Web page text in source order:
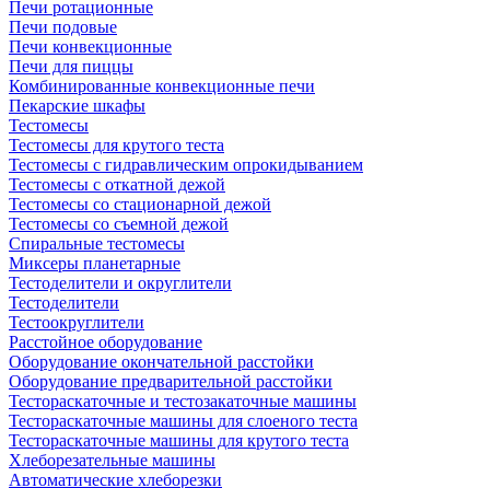
Печи ротационные
Печи подовые
Печи конвекционные
Печи для пиццы
Комбинированные конвекционные печи
Пекарские шкафы
Тестомесы
Тестомесы для крутого теста
Тестомесы с гидравлическим опрокидыванием
Тестомесы с откатной дежой
Тестомесы со стационарной дежой
Тестомесы со съемной дежой
Спиральные тестомесы
Миксеры планетарные
Тестоделители и округлители
Тестоделители
Тестоокруглители
Расстойное оборудование
Оборудование окончательной расстойки
Оборудование предварительной расстойки
Тестораскаточные и тестозакаточные машины
Тестораскаточные машины для слоеного теста
Тестораскаточные машины для крутого теста
Хлеборезательные машины
Автоматические хлеборезки